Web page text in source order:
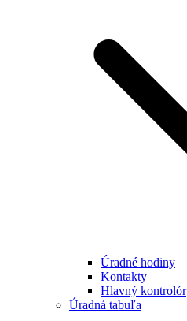
Úradné hodiny
Kontakty
Hlavný kontrolór
Úradná tabuľa